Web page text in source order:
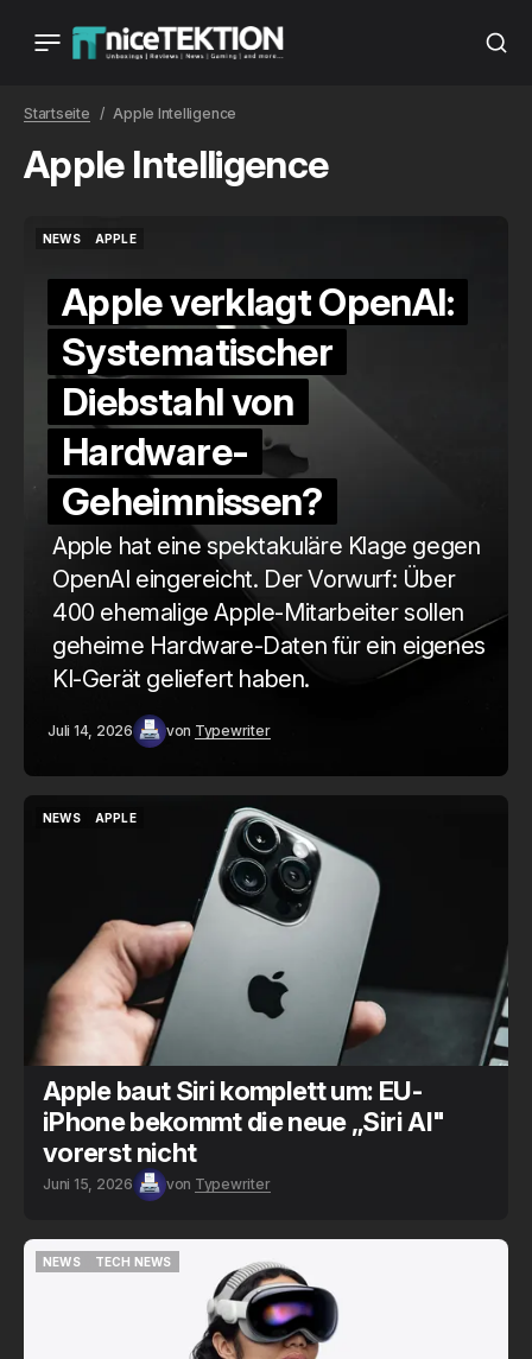
Startseite Apple Intelligence
Apple Intelligence
NEWS
APPLE
Apple verklagt OpenAI:
Systematischer
Diebstahl von
Hardware-
Geheimnissen?
Apple hat eine spektakuläre Klage gegen
OpenAI eingereicht. Der Vorwurf: Über
400 ehemalige Apple-Mitarbeiter sollen
geheime Hardware-Daten für ein eigenes
KI-Gerät geliefert haben.
Juli 14, 2026 von Typewriter
NEWS
APPLE
Apple baut Siri komplett um: EU-
iPhone bekommt die neue „Siri AI"
vorerst nicht
Juni 15, 2026 von Typewriter
NEWS
TECH NEWS